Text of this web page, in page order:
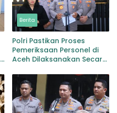
Berita
Polri Pastikan Proses
Pemeriksaan Personel di
Aceh Dilaksanakan Secara
Transparan